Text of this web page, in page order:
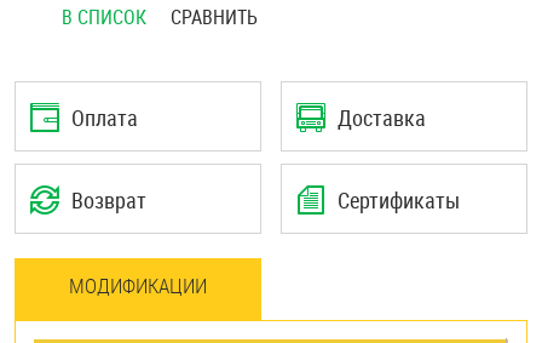
В СПИСОК СРАВНИТЬ
Оплата Доставка
Возврат Сертификаты
МОДИФИКАЦИИ